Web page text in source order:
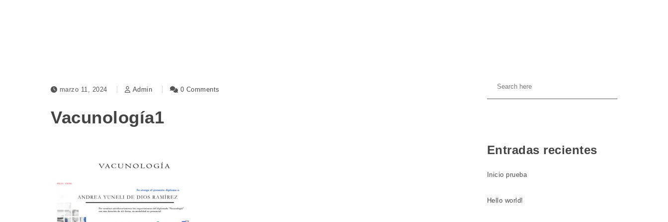
marzo 11, 2024 Admin 0 Comments
Vacunología1
Entradas recientes
Inicio prueba
Hello world!